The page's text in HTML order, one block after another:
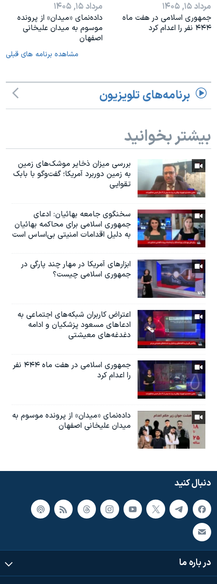
مرداد ۱۵, ۱۴۰۵
جمهوری اسلامی در هفت ماه
۴۴۴ نفر را اعدام کرد
مرداد ۱۵, ۱۴۰۵
داده‌نمای «میدان» از پرونده
موسوم به میدان علیخانی
اصفهان
مشاهده برنامه های قبلی
برنامه‌های تلویزیون
بیشتر بخوانید
بررسی میزان ذخایر موشک‌های زمین
به زمین دوربرد آمریکا؛ گفت‌وگو با بابک
تقوایی
سخنگوی جامعه بهائیان: ادعای
جمهوری اسلامی برای محاکمه بهائیان
به دلیل اقدامات امنیتی بی‌اساس است
ابزارهای آمریکا در مهار چند پارگی در
جمهوری اسلامی چیست؟
اعتراض کاربران شبکه‌های اجتماعی به
ادعاهای مسعود پزشکیان و ادامه
دغدغه‌های معیشتی
جمهوری اسلامی در هفت ماه ۴۴۴ نفر
را اعدام کرد
داده‌نمای «میدان» از پرونده موسوم به
میدان علیخانی اصفهان
دنبال کنید
در باره ما